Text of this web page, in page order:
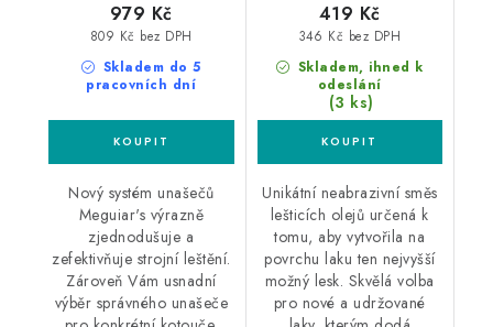
Skladem do 5
pracovních dní
809 Kč bez DPH
979 Kč
Nový systém unašečů
Meguiar's výrazně
zjednodušuje a
zefektivňuje strojní leštění.
Zároveň Vám usnadní
výběr správného unašeče
Skladem, ihned k
odeslání
(3 ks)
346 Kč bez DPH
419 Kč
Unikátní neabrazivní směs
lešticích olejů určená k
tomu, aby vytvořila na
povrchu laku ten nejvyšší
možný lesk. Skvělá volba
pro nové a udržované